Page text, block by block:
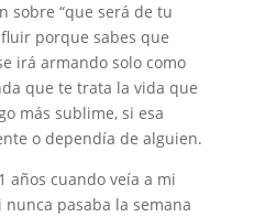
sobre “que será de tu
porque sabes que
irá armando solo como
que te trata la vida que
más sublime, si esa
o dependía de alguien.
años cuando veía a mi
pasaba la semana